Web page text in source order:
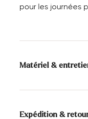
pour les journées
Matériel &
Composition du
Expédition &